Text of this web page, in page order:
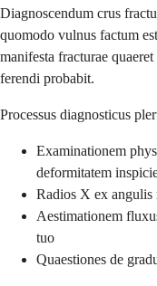
Diagnoscendum crus
quomodo vulnus factum
manifesta fracturae
ferendi probabit.
Processus diagnosticus
Examinationem
deformitatem
Radios X ex angulis
Aestimationem
tuo
Quaestiones de